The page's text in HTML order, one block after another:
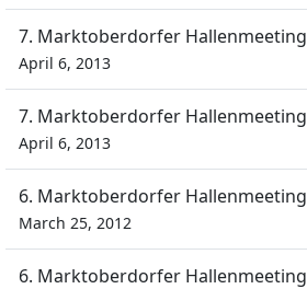
7. Marktoberdorfer Hallenmeeting
April 6, 2013
7. Marktoberdorfer Hallenmeeting
April 6, 2013
6. Marktoberdorfer Hallenmeeting
March 25, 2012
6. Marktoberdorfer Hallenmeeting